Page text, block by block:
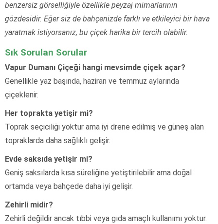
benzersiz görselliğiyle özellikle peyzaj mimarlarının
gözdesidir. Eğer siz de bahçenizde farklı ve etkileyici bir hava
yaratmak istiyorsanız, bu çiçek harika bir tercih olabilir.
Sık Sorulan Sorular
Vapur Dumanı Çiçeği hangi mevsimde çiçek açar?
Genellikle yaz başında, haziran ve temmuz aylarında
çiçeklenir.
Her toprakta yetişir mi?
Toprak seçiciliği yoktur ama iyi drene edilmiş ve güneş alan
topraklarda daha sağlıklı gelişir.
Evde saksıda yetişir mi?
Geniş saksılarda kısa süreliğine yetiştirilebilir ama doğal
ortamda veya bahçede daha iyi gelişir.
Zehirli midir?
Zehirli değildir ancak tıbbi veya gıda amaçlı kullanımı yoktur.